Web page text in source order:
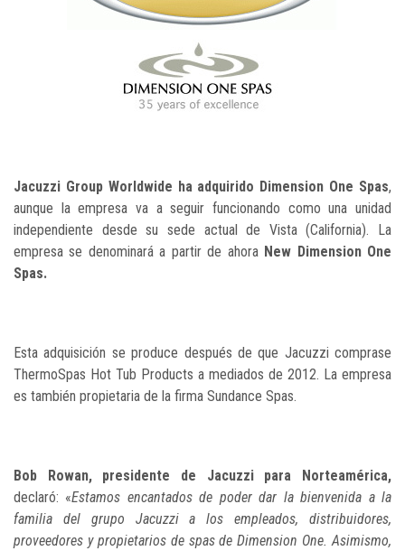
Jacuzzi Group Worldwide ha adquirido Dimension One Spas,
aunque la empresa va a seguir funcionando como una unidad
independiente desde su sede actual de Vista (California). La
empresa se denominará a partir de ahora New Dimension One
Spas.
Esta adquisición se produce después de que Jacuzzi comprase
ThermoSpas Hot Tub Products a mediados de 2012. La empresa
es también propietaria de la firma Sundance Spas.
Bob Rowan, presidente de Jacuzzi para Norteamérica,
declaró: «Estamos encantados de poder dar la bienvenida a la
familia del grupo Jacuzzi a los empleados, distribuidores,
proveedores y propietarios de spas de Dimension One. Asimismo,